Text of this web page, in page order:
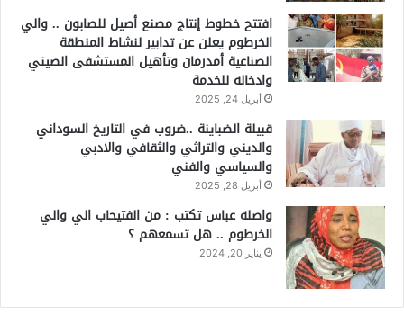
افتتح خطوط إنتاج مصنع أصيل للصابون .. والي
الخرطوم يعلن عن تدابير لنشاط المنطقة
الصناعية أمدرمان وتأهيل المستشفى الصيني
وادخاله للخدمة
أبريل 24, 2025
قبيلة الضباينة ..ضروب في التاريخ السوداني
والديني والتراثي والثقافي والادبي
والسياسي والفني
أبريل 28, 2025
واصله عباس تكتب : من الفتيحاب الي والي
الخرطوم .. هل تسمعهم ؟
يناير 20, 2024